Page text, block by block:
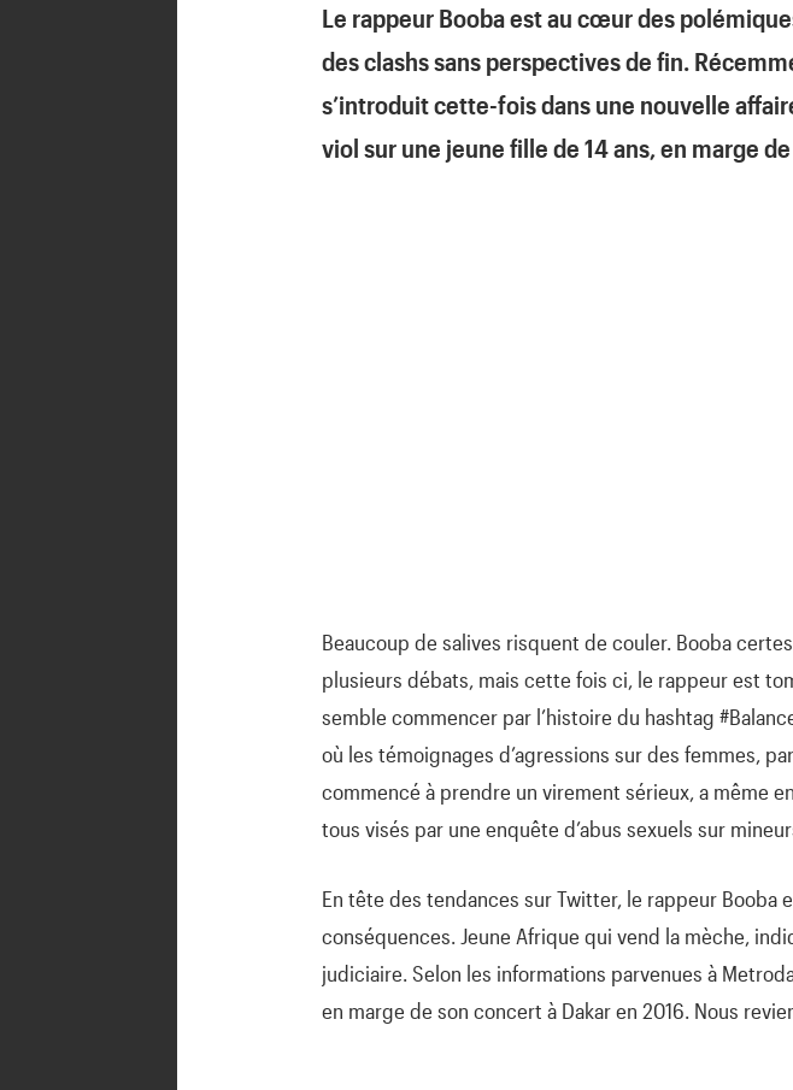
Le rappeur Booba est au cœur des
des clashs sans perspectives de fin.
s’introduit cette-fois dans une nouvelle
viol sur une jeune fille de 14 ans, en marge
Beaucoup de salives risquent de couler. Booba
plusieurs débats, mais cette fois ci, le rappeur est
semble commencer par l’histoire du hashtag
où les témoignages d’agressions sur des femmes,
commencé à prendre un virement sérieux, a même
tous visés par une enquête d’abus sexuels sur
En tête des tendances sur Twitter, le rappeur
conséquences. Jeune Afrique qui vend la mèche,
judiciaire. Selon les informations parvenues à
en marge de son concert à Dakar en 2016. Nous